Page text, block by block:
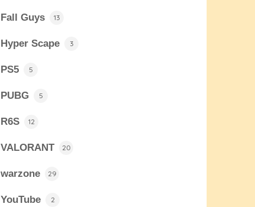
Fall Guys 13
Hyper Scape 3
PS5 5
PUBG 5
R6S 12
VALORANT 20
warzone 29
YouTube 2